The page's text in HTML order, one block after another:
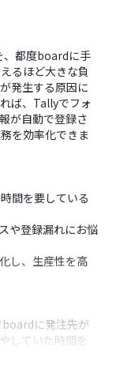
、都度boardに手
るほど大きな負
発生する原因に
ば、Tallyでフォ
が自動で登録さ
を効率化できま
間を要している
や登録漏れにお悩
し、生産性を高
に発注先が
していた時間を